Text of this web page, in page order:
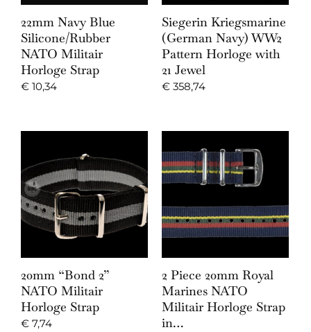
22mm Navy Blue
Silicone/Rubber
NATO Militair
Horloge Strap
€ 10,34
Siegerin Kriegsmarine
(German Navy) WW2
Pattern Horloge with
21 Jewel
€ 358,74
20mm “Bond 2”
NATO Militair
Horloge Strap
€ 7,74
2 Piece 20mm Royal
Marines NATO
Militair Horloge Strap
in…